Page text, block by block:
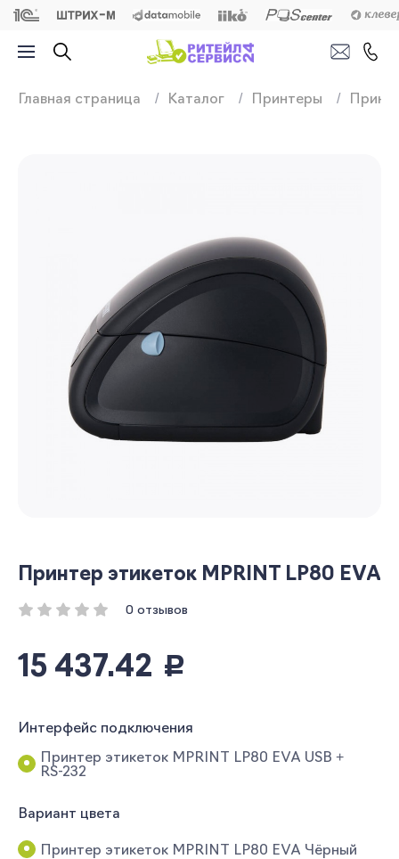
Продажа,
Главная страница Каталог Принтеры
Принтер этикеток MPRINT LP80 EVA
0 отзывов
15 437.42 руб.
Интерфейс подключения
Принтер этикеток MPRINT LP80 EVA USB +
RS-232
Вариант цвета
Принтер этикеток MPRINT LP80 EVA Чёрный